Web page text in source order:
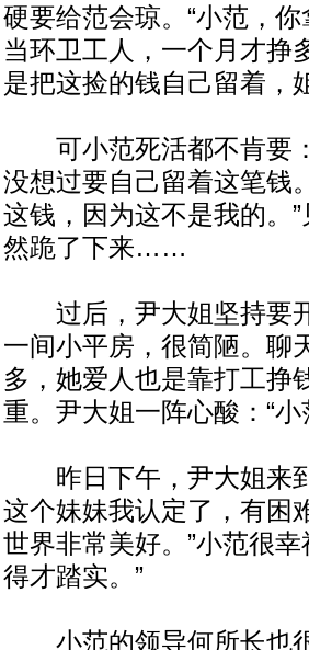
硬要给范会琼。“小范，
当环卫工人，一个月才挣
是把这捡的钱自己留着，
可小范死活都不肯要：
没想过要自己留着这笔钱
这钱，因为这不是我的。
然跪了下来……
过后，尹大姐坚持要开
一间小平房，很简陋。聊
多，她爱人也是靠打工挣
重。尹大姐一阵心酸：“
昨日下午，尹大姐来到
这个妹妹我认定了，有困
世界非常美好。”小范很
得才踏实。”
小范的领导何所长也很